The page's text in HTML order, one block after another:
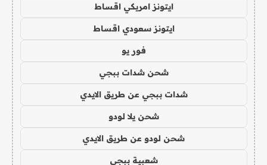
ايتونز امريكي اقساط
ايتونز سعودي اقساط
فور يو
شحن شدات ببجي
شدات ببجي عن طريق الايدي
شحن يلا لودو
شحن لودو عن طريق الايدي
شعبية ببجي